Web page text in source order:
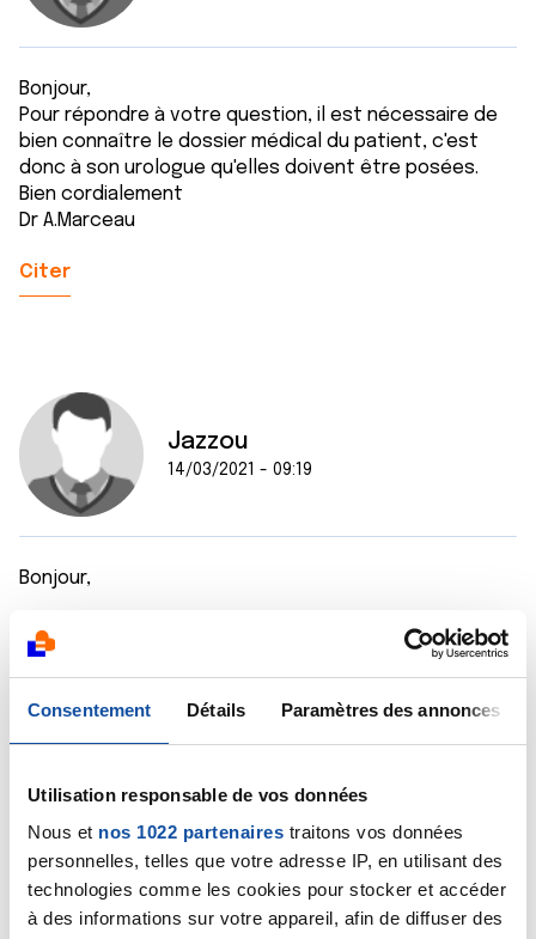
Consentement Détails Paramètres des annonces
Utilisation responsable de vos données
Nous et nos 1022 partenaires traitons vos données
personnelles, telles que votre adresse IP, en utilisant des
technologies comme les cookies pour stocker et accéder
à des informations sur votre appareil, afin de diffuser des
Bonjour,
Pour répondre à votre question, il est nécessaire de
bien connaître le dossier médical du patient, c'est
donc à son urologue qu'elles doivent être posées.
Bien cordialement
Dr A.Marceau
Citer
Jazzou
14/03/2021 - 09:19
Bonjour,
Je ne sais pas si vous avez eu une réponse de votre
Oncologue depuis mais par expérience (soigné depuis
6 ans pour un cancer de la prostate ) par contre je ne
suis pas médecin , personnellement avec un PSA aussi
Bon dimanche
Citer